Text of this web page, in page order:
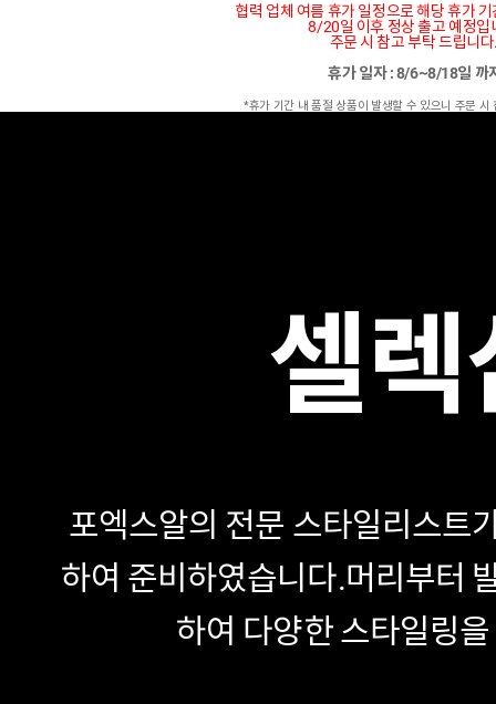
협력 업체 여름 휴가 일정으로 해당 휴가
8/20일 이후 정상 출고 예정입
주문 시 참고 부탁 드립니
휴가 일자 : 8/6~8/18일 까
*휴가 기간 내 품절 상품이 발생할 수 있으니 주문 시
셀렉
포엑스알의 전문 스타일리스트
하여 준비하였습니다.머리부터
하여 다양한 스타일링